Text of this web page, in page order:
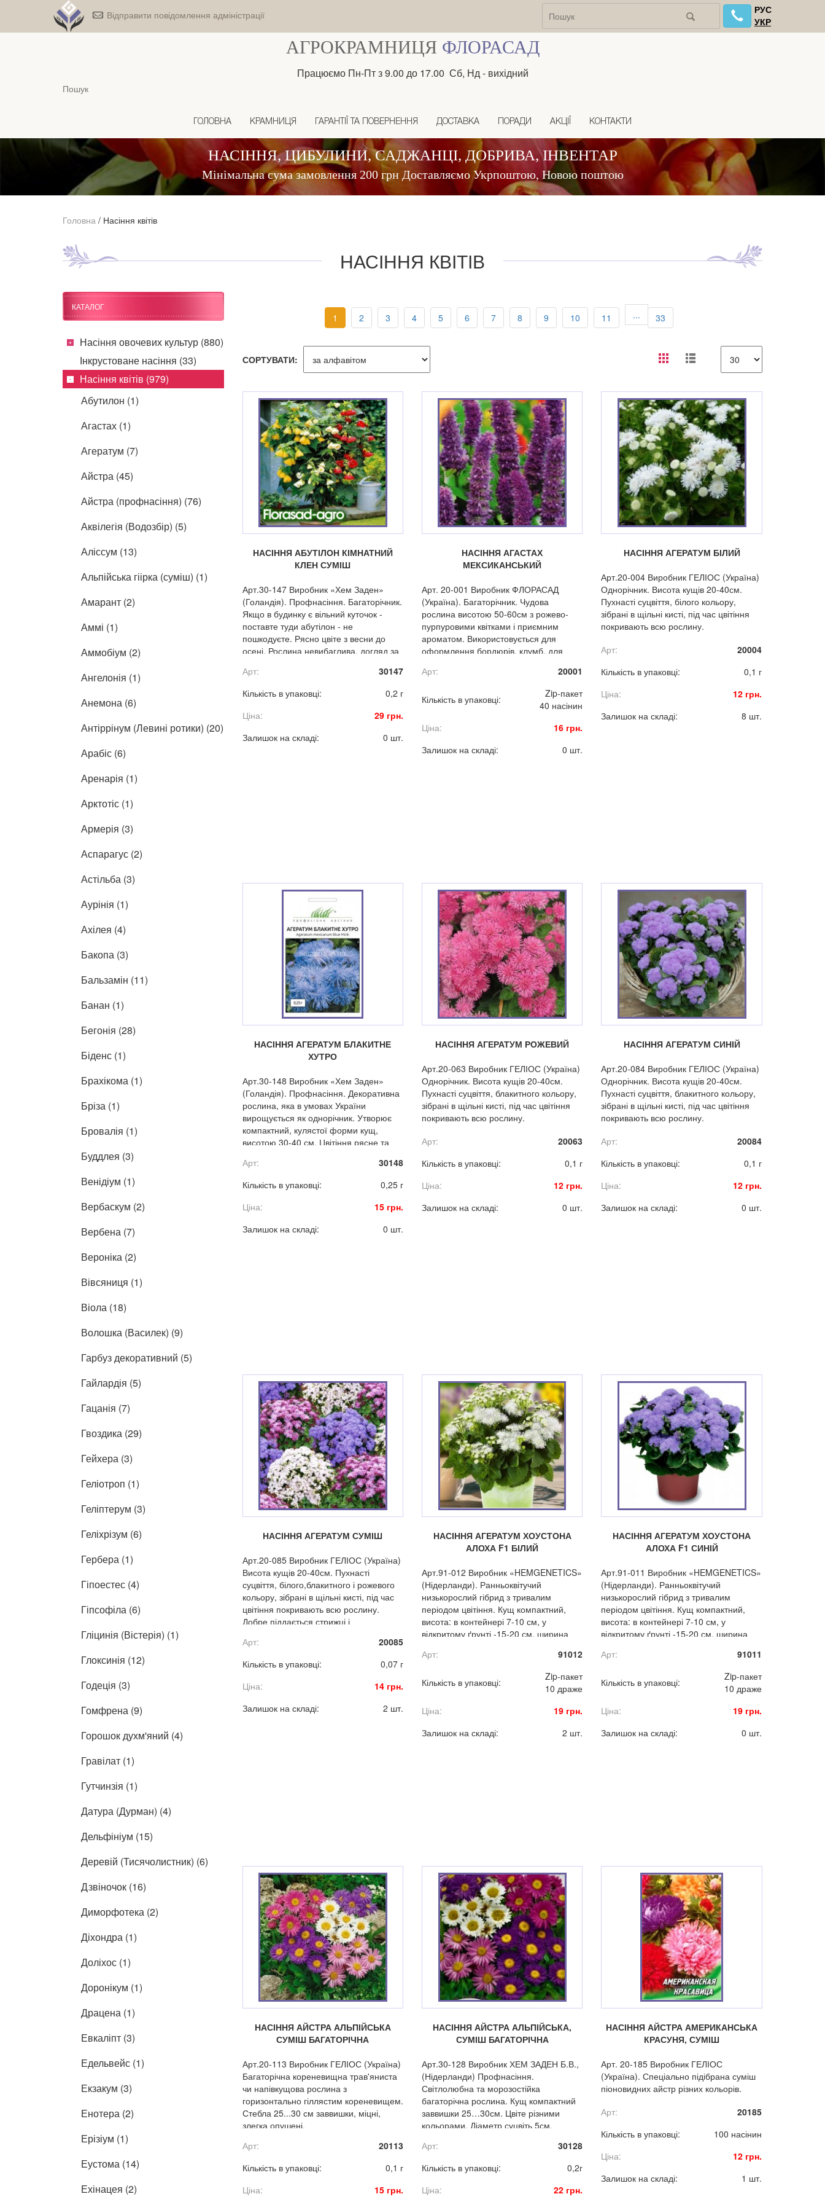
Відправити повідомлення адміністрації
РУС
УКР
АГРОКРАМНИЦЯ ФЛОРАСАД
Працюємо Пн-Пт з 9.00 до 17.00 Сб, Нд - вихідний
ГОЛОВНА КРАМНИЦЯ ГАРАНТІЇ ТА ПОВЕРНЕННЯ ДОСТАВКА ПОРАДИ АКЦІЇ КОНТАКТИ
НАСІННЯ, ЦИБУЛИНИ, САДЖАНЦІ, ДОБРИВА, ІНВЕНТАР
Мінімальна сума замовлення 200 грн Доставляємо Укрпоштою, Новою поштою
Головна / Насіння квітів
НАСІННЯ КВІТІВ
КАТАЛОГ
Насіння овочевих культур (880)
Інкрустоване насіння (33)
Насіння квітів (979)
Абутилон (1)
Агастах (1)
Агератум (7)
Айстра (45)
Айстра (профнасіння) (76)
Аквілегія (Водозбір) (5)
Аліссум (13)
Альпійська гіірка (суміш) (1)
Амарант (2)
Аммі (1)
Аммобіум (2)
Ангелонія (1)
Анемона (6)
Антіррінум (Левині ротики) (20)
Арабіс (6)
Аренарія (1)
Арктотіс (1)
Армерія (3)
Аспарагус (2)
Астільба (3)
Аурінія (1)
Ахілея (4)
Бакопа (3)
Бальзамін (11)
Банан (1)
Бегонія (28)
Біденс (1)
Брахікома (1)
Бріза (1)
Бровалія (1)
Буддлея (3)
Венідіум (1)
Вербаскум (2)
Вербена (7)
Вероніка (2)
Вівсяниця (1)
Віола (18)
Волошка (Василек) (9)
Гарбуз декоративний (5)
Гайлардія (5)
Гацанія (7)
Гвоздика (29)
Гейхера (3)
Геліотроп (1)
Геліптерум (3)
Геліхрізум (6)
Гербера (1)
Гіпоестес (4)
Гіпсофіла (6)
Гліцинія (Вістерія) (1)
Глоксинія (12)
Годеція (3)
Гомфрена (9)
Горошок духм'яний (4)
Гравілат (1)
Гутчинзія (1)
Датура (Дурман) (4)
Дельфініум (15)
Деревій (Тисячолистник) (6)
Дзвіночок (16)
Диморфотека (2)
Діхондра (1)
Доліхос (1)
Доронікум (1)
Драцена (1)
Евкаліпт (3)
Едельвейс (1)
Екзакум (3)
Енотера (2)
Ерізіум (1)
Еустома (14)
Ехінацея (2)
1 2 3 4 5 6 7 8 9 10 11 ... 33
СОРТУВАТИ:
НАСІННЯ АБУТІЛОН КІМНАТНИЙ
КЛЕН СУМІШ
Арт.30-147 Виробник «Хем Заден»
(Голандія). Профнасіння. Багаторічник.
Якщо в будинку є вільний куточок -
поставте туди абутілон - не
пошкодуєте. Рясно цвіте з весни до
осені. Рослина невибаглива, догляд за
Арт:
30147
Кількість в упаковці:
0,2 г
Ціна:
29 грн.
Залишок на складі:
0 шт.
НАСІННЯ АГАСТАХ
МЕКСИКАНСЬКИЙ
Арт. 20-001 Виробник ФЛОРАСАД
(Україна). Багаторічник. Чудова
рослина висотою 50-60см з рожево-
пурпуровими квітками і приємним
ароматом. Використовується для
оформлення бордюрів, клумб, для
Арт: 20001
Кількість в упаковці:
Zip-пакет
40 насінин
Ціна:
16 грн.
Залишок на складі:
0 шт.
НАСІННЯ АГЕРАТУМ БІЛИЙ
Арт.20-004 Виробник ГЕЛІОС (Україна)
Однорічник. Висота кущів 20-40см.
Пухнасті суцвіття, білого кольору,
зібрані в щільні кисті, під час цвітіння
покривають всю рослину.
Арт:
20004
Кількість в упаковці:
0,1 г
Ціна:
12 грн.
Залишок на складі:
8 шт.
НАСІННЯ АГЕРАТУМ БЛАКИТНЕ
ХУТРО
Арт.30-148 Виробник «Хем Заден»
(Голандія). Профнасіння. Декоративна
рослина, яка в умовах України
вирощується як однорічник. Утворює
компактний, кулястої форми кущ,
висотою 30-40 см. Цвітіння рясне та
Арт:
30148
Кількість в упаковці:
0,25 г
Ціна:
15 грн.
Залишок на складі:
0 шт.
НАСІННЯ АГЕРАТУМ РОЖЕВИЙ
Арт.20-063 Виробник ГЕЛІОС (Україна)
Однорічник. Висота кущів 20-40см.
Пухнасті суцвіття, блакитного кольору,
зібрані в щільні кисті, під час цвітіння
покривають всю рослину.
Арт:
20063
Кількість в упаковці:
0,1 г
Ціна:
12 грн.
Залишок на складі:
0 шт.
НАСІННЯ АГЕРАТУМ СИНІЙ
Арт.20-084 Виробник ГЕЛІОС (Україна)
Однорічник. Висота кущів 20-40см.
Пухнасті суцвіття, блакитного кольору,
зібрані в щільні кисті, під час цвітіння
покривають всю рослину.
Арт:
20084
Кількість в упаковці:
0,1 г
Ціна:
12 грн.
Залишок на складі:
0 шт.
НАСІННЯ АГЕРАТУМ СУМІШ
Арт.20-085 Виробник ГЕЛІОС (Україна)
Висота кущів 20-40см. Пухнасті
суцвіття, білого,блакитного і рожевого
кольору, зібрані в щільні кисті, під час
цвітіння покривають всю рослину.
Добре піддається стрижці і
Арт:
20085
Кількість в упаковці:
0,07 г
Ціна:
14 грн.
Залишок на складі:
2 шт.
НАСІННЯ АГЕРАТУМ ХОУСТОНА
АЛОХА F1 БІЛИЙ
Арт.91-012 Виробник «HEMGENETICS»
(Нідерланди). Ранньоквітучий
низькорослий гібрид з тривалим
періодом цвітіння. Кущ компактний,
висота: в контейнері 7-10 см, у
відкритому ґрунті -15-20 см, ширина
суцвіття-кошики, духмяні.
Арт: 91012
Кількість в упаковці:
Zip-пакет
10 драже
Ціна:
19 грн.
Залишок на складі:
2 шт.
НАСІННЯ АГЕРАТУМ ХОУСТОНА
АЛОХА F1 СИНІЙ
Арт.91-011 Виробник «HEMGENETICS»
(Нідерланди). Ранньоквітучий
низькорослий гібрид з тривалим
періодом цвітіння. Кущ компактний,
висота: в контейнері 7-10 см, у
відкритому ґрунті -15-20 см, ширина
суцвіття-кошики, духмяні.
Арт: 91011
Кількість в упаковці:
Zip-пакет
10 драже
Ціна:
19 грн.
Залишок на складі:
0 шт.
НАСІННЯ АЙСТРА АЛЬПІЙСЬКА
СУМІШ БАГАТОРІЧНА
Арт.20-113 Виробник ГЕЛІОС (Україна)
Багаторічна кореневищна трав'яниста
чи напівкущова рослина з
горизонтально гіллястим кореневищем.
Стебла 25...30 см заввишки, міцні,
злегка опушені.
Арт:
20113
Кількість в упаковці:
0,1 г
Ціна:
15 грн.
НАСІННЯ АЙСТРА АЛЬПІЙСЬКА,
СУМІШ БАГАТОРІЧНА
Арт.30-128 Виробник ХЕМ ЗАДЕН Б.В.,
(Нідерланди) Профнасіння.
Світлолюбна та морозостійка
багаторічна рослина. Кущ компактний
заввишки 25…30см. Цвіте різними
кольорами. Діаметр суцвіть 5см.
Арт:
30128
Кількість в упаковці:
0,2г
Ціна:
22 грн.
НАСІННЯ АЙСТРА АМЕРИКАНСЬКА
КРАСУНЯ, СУМІШ
Арт. 20-185 Виробник ГЕЛІОС
(Україна). Спеціально підібрана суміш
піоновидних айстр різних кольорів.
Арт:
20185
Кількість в упаковці:
100 насінин
Ціна:
12 грн.
Залишок на складі:
1 шт.